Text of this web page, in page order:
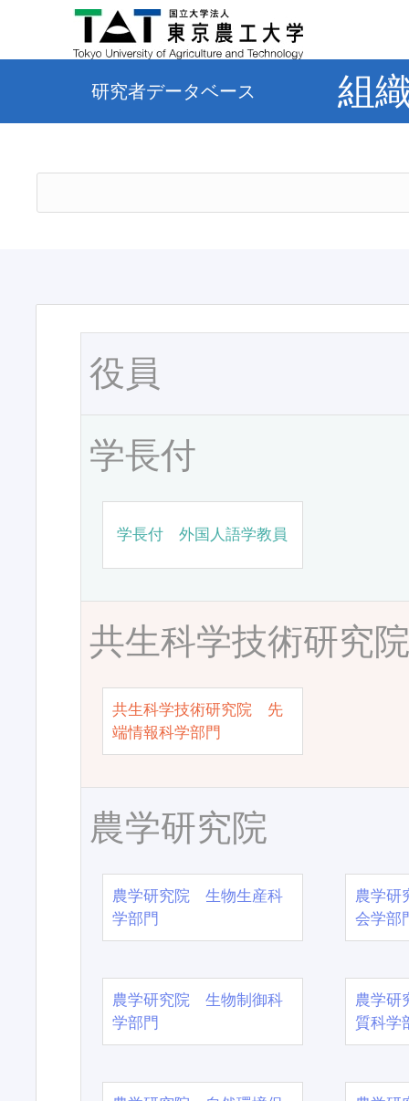
研究者データベース 組
役員
学長付
学長付 外国人語学教員
共生科学技術研究
共生科学技術研究院 先
端情報科学部門
農学研究院
農学研究院 生物生産科
学部門
農学
会学部
農学研究院 生物制御科
学部門
農学
質科学